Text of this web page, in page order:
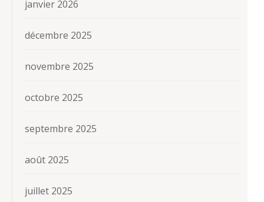
janvier 2026
décembre 2025
novembre 2025
octobre 2025
septembre 2025
août 2025
juillet 2025